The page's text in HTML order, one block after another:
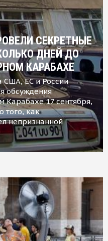
СЕКРЕТНЫЕ
ДНЕЙ ДО
КАРАБАХЕ
США, ЕС и России
обсуждения
Карабахе 17 сентября,
того, как
непризнанной